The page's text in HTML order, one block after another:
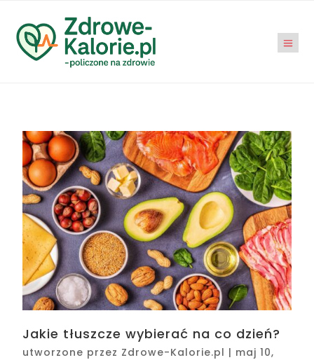
Jakie tłuszcze wybierać na co dzień?
utworzone przez Zdrowe-Kalorie.pl | maj 10,